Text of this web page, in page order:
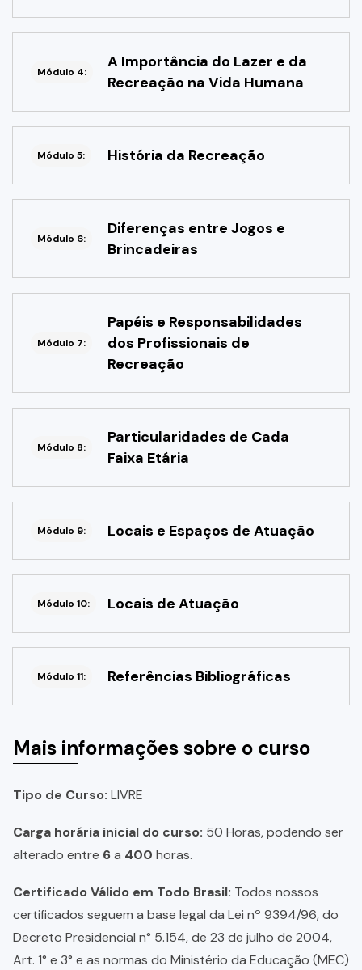
Módulo 4:
A Importância do Lazer e da
Recreação na Vida Humana
Módulo 5: História da Recreação
Módulo 6:
Diferenças entre Jogos e
Brincadeiras
Módulo 7:
Papéis e Responsabilidades
dos Profissionais de
Recreação
Módulo 8:
Particularidades de Cada
Faixa Etária
Módulo 9: Locais e Espaços de Atuação
Módulo 10: Locais de Atuação
Módulo 11: Referências Bibliográficas
Mais informações sobre o curso
Tipo de Curso: LIVRE
Carga horária inicial do curso: 50 Horas, podendo ser
alterado entre 6a 400 horas.
Certificado Válido em Todo Brasil: Todos nossos
certificados seguem a base legal da Lei nº 9394/96, do
Decreto Presidencial n° 5.154, de 23 de julho de 2004,
Art. 1° e 3° e as normas do Ministério da Educação (MEC)